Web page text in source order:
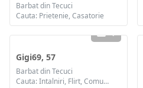
Barbat din Tecuci
Cauta: Prietenie, Casatorie
1
Gigi69, 57
Barbat din Tecuci
Cauta: Intalniri, Flirt, Comunicare / chat, Prietenie, Casatorie